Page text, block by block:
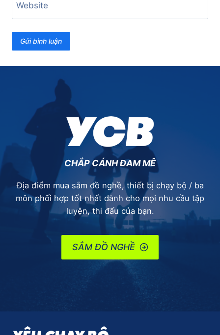
Website
CHẮP CÁNH ĐAM MÊ
Địa điểm mua sắm đồ nghề, thiết bị chạy bộ / ba
môn phối hợp tốt nhất dành cho mọi nhu cầu tập
luyện, thi đấu của bạn.
SẮM ĐỒ NGHỀ